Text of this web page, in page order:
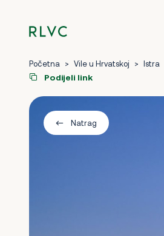
Početna > Vile u Hrvatskoj > Istra
Podijeli link
Natrag